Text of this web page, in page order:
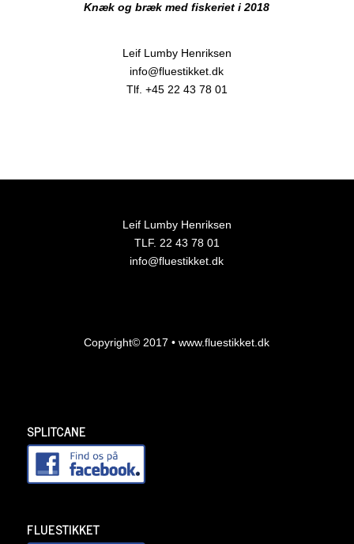
Knæk og bræk med fiskeriet i 2018
Leif Lumby Henriksen
info@fluestikket.dk
Tlf. +45 22 43 78 01
Leif Lumby Henriksen
TLF. 22 43 78 01
info@fluestikket.dk
Copyright© 2017 • www.fluestikket.dk
SPLITCANE
FLUESTIKKET